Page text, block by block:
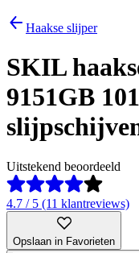
Haakse slijper
SKIL
9151GB
Uitstekend beoordeeld
4.7 / 5 (11 klantreviews)
Opslaan in Favorieten